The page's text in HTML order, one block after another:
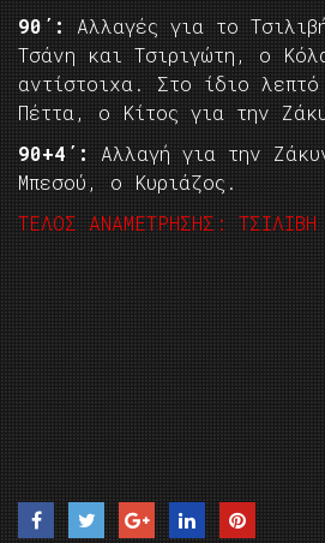
90΄:
Αλλαγές για το
Τσάνη και Τσιριγώτη, ο
αντίστοιχα. Στο ίδιο
Πέττα, ο Κίτος για την
90+4΄:
Αλλαγή για την
Μπεσού, ο Κυριάζος.
ΤΕΛΟΣ ΑΝΑΜΕΤΡΗΣΗΣ: